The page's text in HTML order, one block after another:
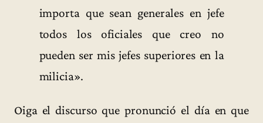
importa que sean generales en jefe
todos los oficiales que creo no
pueden ser mis jefes superiores en la
milicia».
Oiga el discurso que pronunció el día en que